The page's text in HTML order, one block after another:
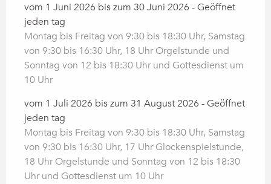
vom 1 Juni 2026 bis zum 30 Juni 2026 - Geöffnet
jeden tag
Montag bis Freitag von 9:30 bis 18:30 Uhr, Samstag
von 9:30 bis 16:30 Uhr, 18 Uhr Orgelstunde und
Sonntag von 12 bis 18:30 Uhr und Gottesdienst um
10 Uhr
vom 1 Juli 2026 bis zum 31 August 2026 - Geöffnet
jeden tag
Montag bis Freitag von 9:30 bis 18:30 Uhr, Samstag
von 9:30 bis 16:30 Uhr, 17 Uhr Glockenspielstunde,
18 Uhr Orgelstunde und Sonntag von 12 bis 18:30
Uhr und Gottesdienst um 10 Uhr